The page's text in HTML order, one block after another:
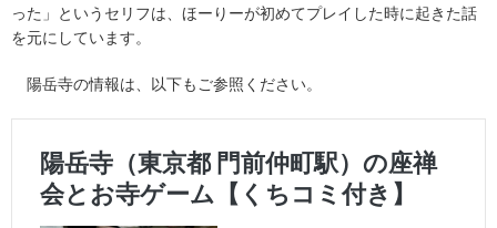
った」というセリフは、ほーりーが初めてプレイした時に起きた話
を元にしています。
陽岳寺の情報は、以下もご参照ください。